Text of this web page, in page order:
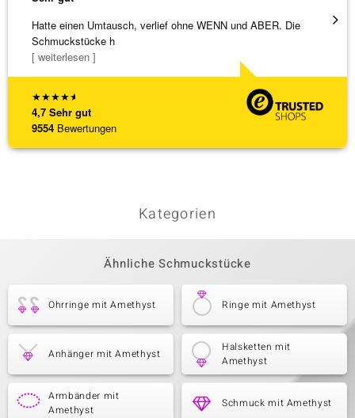
★★★★★
4,7 Sehr gut
9554 Bewertungen
Hatte einen Umtausch, verlief ohne WENN und ABER. Die
Schmuckstücke h
[ weiterlesen ]
Eine
Kategorien
Ähnliche Schmuckstücke
Ohrringe mit Amethyst Ringe mit Amethyst
Anhänger mit Amethyst
Halsketten mit
Amethyst
Armbänder mit
Amethyst
Schmuck mit Amethyst